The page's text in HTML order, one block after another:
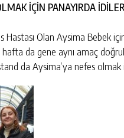
İÇİN PANAYIRDA
Hastası Olan Aysima Bebek
hafta da gene aynı amaç
da Aysima’ya nefes olmak